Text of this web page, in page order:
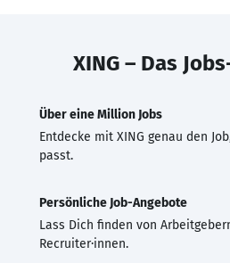
XING – Das
Über eine Million Jobs
Entdecke mit XING genau den
passt.
Persönliche Job-Angebote
Lass Dich finden von
Recruiter·innen.